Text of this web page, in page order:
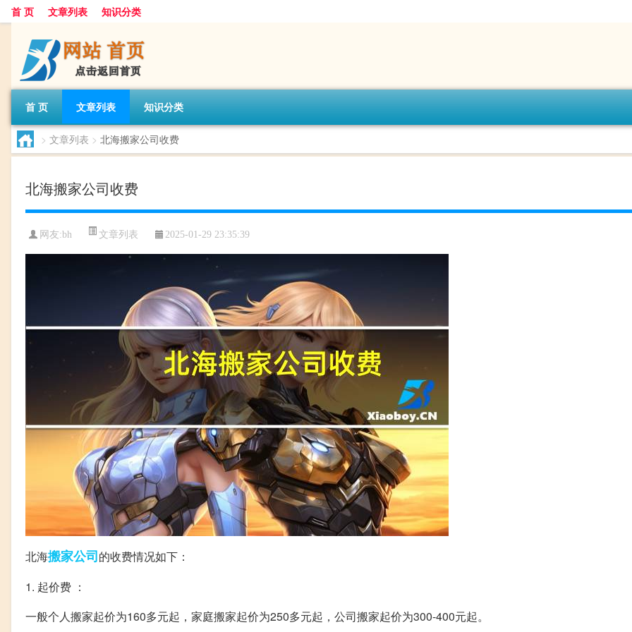
首 页 文章列表 知识分类
首 页 文章列表 知识分类
> 文章列表 > 北海搬家公司收费
北海搬家公司收费
网友:bh 文章列表 2025-01-29 23:35:39
北海搬家公司的收费情况如下：
1. 起价费 ：
一般个人搬家起价为160多元起，家庭搬家起价为250多元起，公司搬家起价为300-400元起。